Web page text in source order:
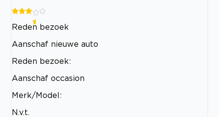
Reden bezoek
Aanschaf nieuwe auto
Reden bezoek:
Aanschaf occasion
Merk/Model:
N.v.t.